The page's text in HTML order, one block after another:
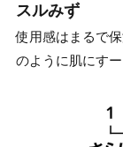
スルみず
使用感はまるで
のように肌にす